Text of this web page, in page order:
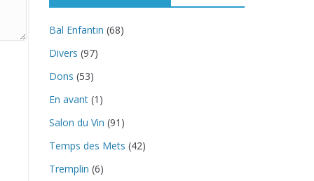
Bal Enfantin (68)
Divers (97)
Dons (53)
En avant(1)
Salon du Vin (91)
Temps des Mets (42)
Tremplin (6)